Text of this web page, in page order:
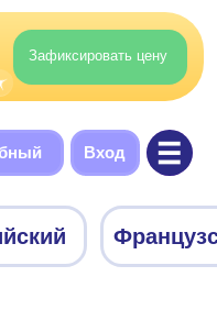
цену
Французский